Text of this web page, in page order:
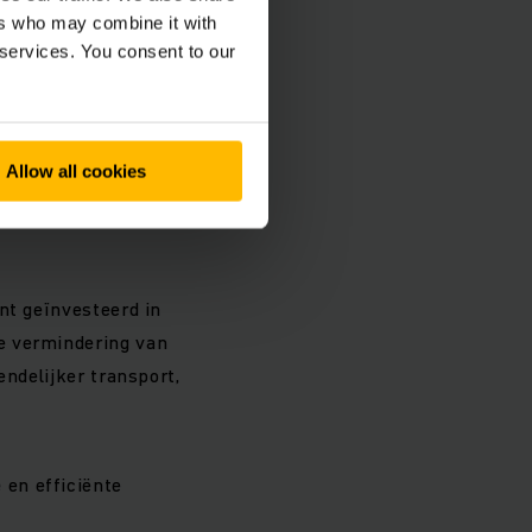
who may combine it with
You consent to our
Allow all cookies
Managing
sluiten
met een
onze expertise in
geïnvesteerd in
vermindering van
transport,
en efficiënte